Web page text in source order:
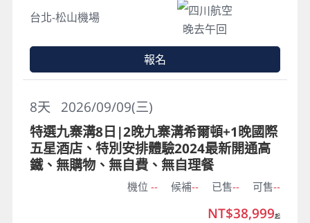
台北-松山機場
四川航空
晚去午回
報名
2026/09/09(三)
8天
特選九寨溝8日|2晚九寨溝希爾頓+1晚國際
五星酒店、特別安排體驗2024最新開通高
鐵、無購物、無自費、無自理餐
機位 -- 候補-- 已售-- 可售--
NT$38,999起